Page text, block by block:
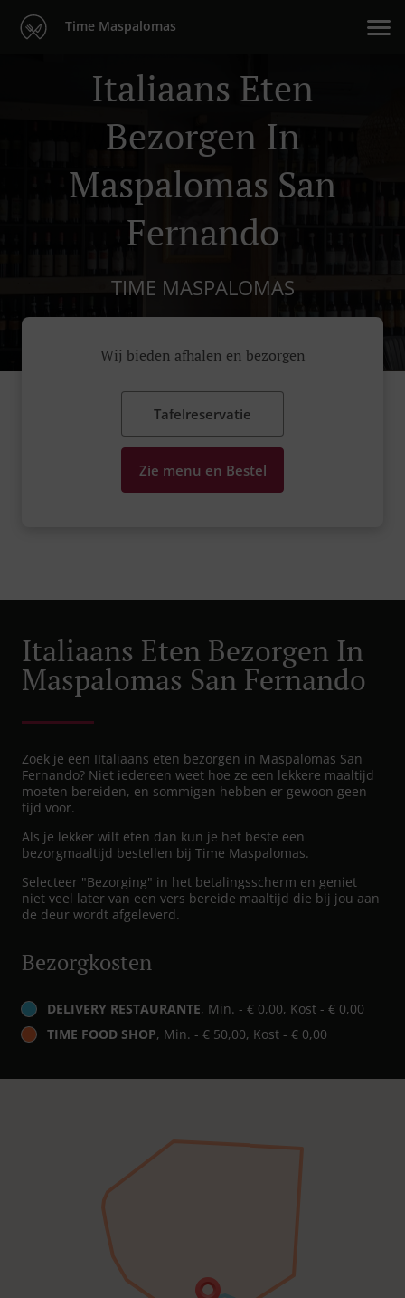
Time Maspalomas
Italiaans Eten
Bezorgen In
Maspalomas San
Fernando
TIME MASPALOMAS
Wij bieden afhalen en bezorgen
Tafelreservatie
Zie menu en Bestel
Italiaans Eten Bezorgen In
Maspalomas San Fernando
Zoek je een IItaliaans eten bezorgen in Maspalomas San
Fernando? Niet iedereen weet hoe ze een lekkere maaltijd
moeten bereiden, en sommigen hebben er gewoon geen
tijd voor.
Als je lekker wilt eten dan kun je het beste een
bezorgmaaltijd bestellen bij Time Maspalomas.
Selecteer "Bezorging" in het betalingsscherm en geniet
niet veel later van een vers bereide maaltijd die bij jou aan
de deur wordt afgeleverd.
Bezorgkosten
DELIVERY RESTAURANTE, Min. - € 0,00, Kost - € 0,00
TIME FOOD SHOP, Min. - € 50,00, Kost - € 0,00